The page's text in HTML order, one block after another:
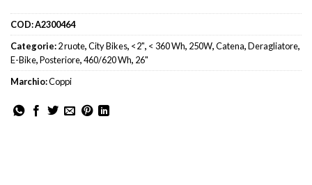
COD:A2300464
Categorie:2 ruote,City Bikes, <2", < 360 Wh, 250W,Catena,Deragliatore,
E-Bike,Posteriore,460/620 Wh, 26"
Marchio:Coppi